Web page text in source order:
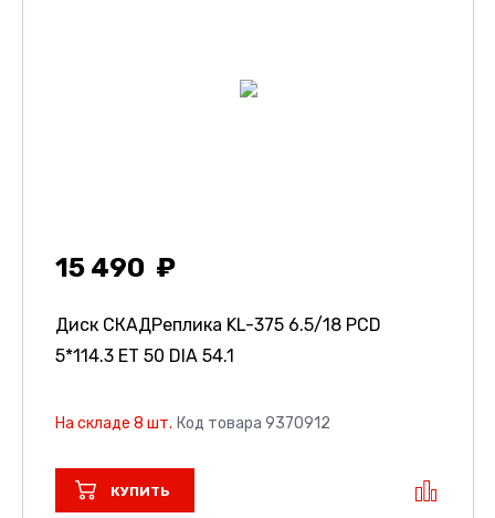
15 490
Диск СКАДРеплика KL-375 6.5/18 PCD
5*114.3 ET 50 DIA 54.1
На складе 8 шт. Код товара 9370912
КУПИТЬ